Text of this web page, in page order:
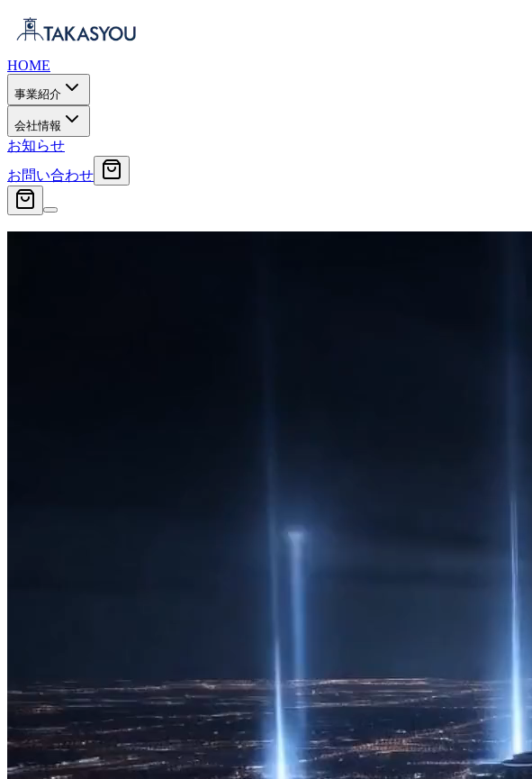
HOME
事業紹介
会社情報
お知らせ
お問い合わせ